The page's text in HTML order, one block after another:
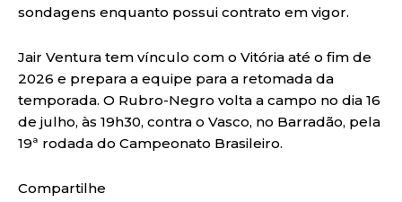
sondagens enquanto possui contrato em vigor.
Jair Ventura tem vínculo com o Vitória até o fim de
2026 e prepara a equipe para a retomada da
temporada. O Rubro-Negro volta a campo no dia 16
de julho, às 19h30, contra o Vasco, no Barradão, pela
19ª rodada do Campeonato Brasileiro.
Compartilhe